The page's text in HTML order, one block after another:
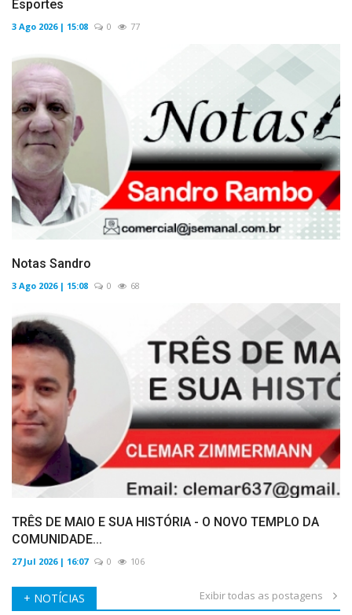
Esportes
3 Ago 2026 | 15:08 0 77
Notas Sandro
3 Ago 2026 | 15:08 0 68
TRÊS DE MAIO E SUA HISTÓRIA - O NOVO TEMPLO DA
COMUNIDADE...
27 Jul 2026 | 16:07 0 106
+ NOTÍCIAS Exibir todas as postagens